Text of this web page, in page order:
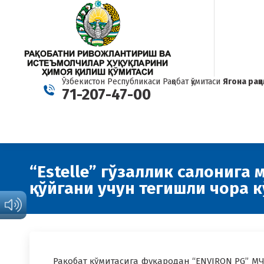
Ўзбекистон Республикаси Рақобат қўмитаси Ягона
71-207-47-00
“Estelle” гўзаллик
қўйгани учун тегишли чора
Рақобат қўмитасига фуқародан “ENVIRON PG”